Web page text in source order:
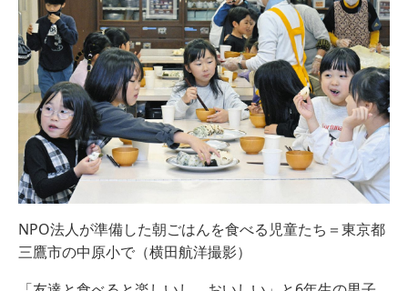
NPO法人が準備した朝ごはんを食べる児童たち＝東京都
三鷹市の中原小で（横田航洋撮影）